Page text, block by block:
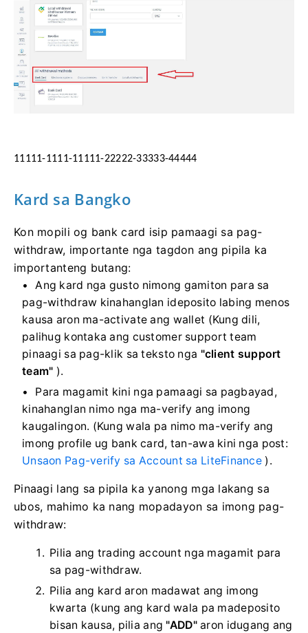
11111-1111-11111-22222-33333-44444
Kard sa Bangko
Kon mopili og bank card isip pamaagi sa pag-
withdraw, importante nga tagdon ang pipila ka
importanteng butang:
Ang kard nga gusto nimong gamiton para sa
pag-withdraw kinahanglan ideposito labing menos
kausa aron ma-activate ang wallet (Kung dili,
palihug kontaka ang customer support team
pinaagi sa pag-klik sa teksto nga "client support
team" ).
Para magamit kini nga pamaagi sa pagbayad,
kinahanglan nimo nga ma-verify ang imong
kaugalingon. (Kung wala pa nimo ma-verify ang
imong profile ug bank card, tan-awa kini nga post:
Unsaon Pag-verify sa Account sa LiteFinance ).
Pinaagi lang sa pipila ka yanong mga lakang sa
ubos, mahimo ka nang mopadayon sa imong pag-
withdraw:
Pilia ang trading account nga magamit para
sa pag-withdraw.
Pilia ang kard aron madawat ang imong
kwarta (kung ang kard wala pa madeposito
bisan kausa, pilia ang"ADD"aron idugang ang